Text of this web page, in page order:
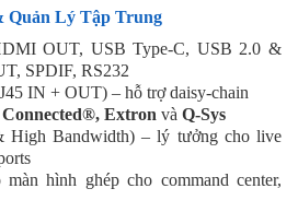
Quản Lý Tập Trung
OUT, USB Type-C, USB 2.0 &
SPDIF, RS232
IN + OUT) – hỗ trợ daisy-chain
Extron và Q-Sys
High Bandwidth) – lý tưởng cho live
hình ghép cho command center,